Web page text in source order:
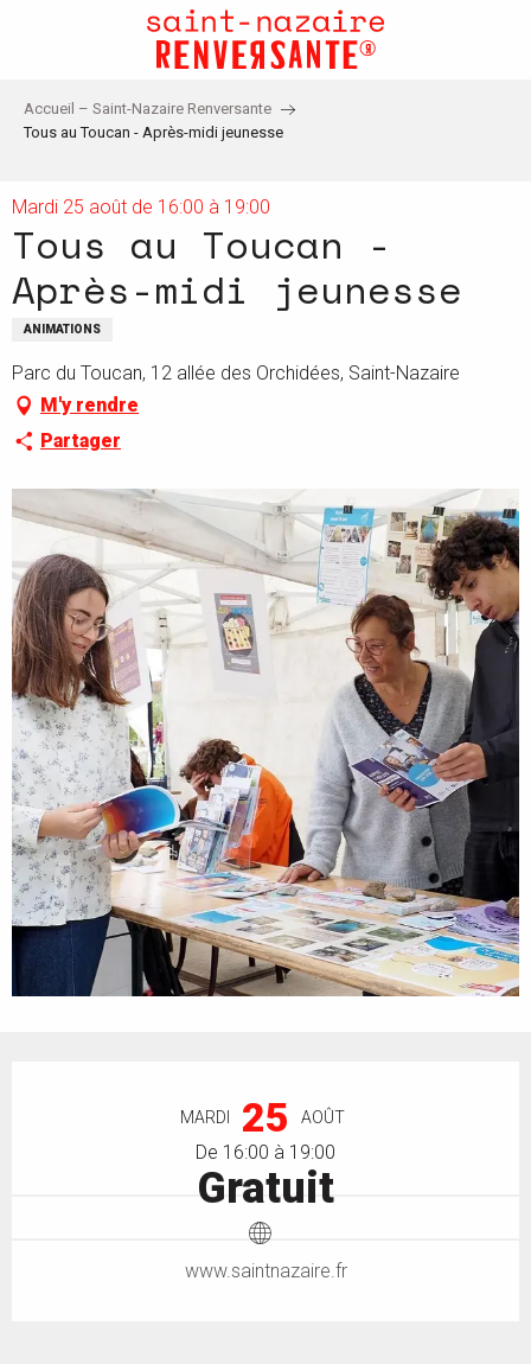
principal
Accueil – Saint-Nazaire Renversante
Tous au Toucan - Après-midi jeunesse
Mardi 25 août de 16:00 à 19:00
Tous au Toucan -
Après-midi jeunesse
ANIMATIONS
Parc du Toucan, 12 allée des Orchidées, Saint-Nazaire
M'y rendre
Partager
MARDI 25 AOÛT
De 16:00 à 19:00
Gratuit
www.saintnazaire.fr